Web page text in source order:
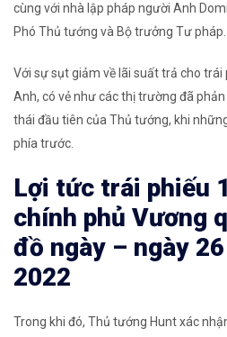
cùng với nhà lập pháp người Anh
Phó Thủ tướng và Bộ trưởng Tư pháp.
Với sự sụt giảm về lãi suất trả cho trái
Anh, có vẻ như các thị trường đã
thái đầu tiên của Thủ tướng, khi
phía trước.
Lợi tức trái phiếu
chính phủ Vương
đồ ngày – ngày
2022
Trong khi đó, Thủ tướng Hunt xác